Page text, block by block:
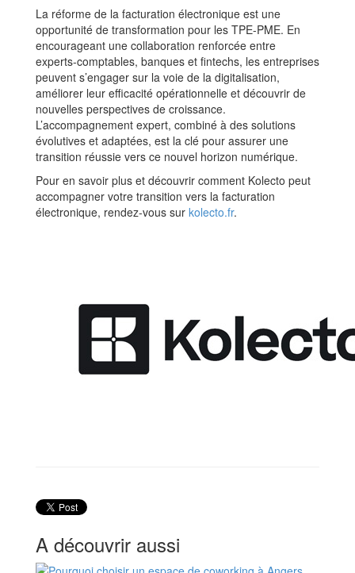
La réforme de la facturation électronique est une
opportunité de transformation pour les TPE-PME. En
encourageant une collaboration renforcée entre
experts-comptables, banques et fintechs, les entreprises
peuvent s’engager sur la voie de la digitalisation,
améliorer leur efficacité opérationnelle et découvrir de
nouvelles perspectives de croissance.
L’accompagnement expert, combiné à des solutions
évolutives et adaptées, est la clé pour assurer une
transition réussie vers ce nouvel horizon numérique.
Pour en savoir plus et découvrir comment Kolecto peut
accompagner votre transition vers la facturation
électronique, rendez-vous sur kolecto.fr.
A découvrir aussi